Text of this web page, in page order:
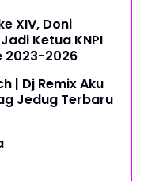
XIV, Doni
Ketua KNPI
2023-2026
| Dj Remix Aku
Jedug Terbaru